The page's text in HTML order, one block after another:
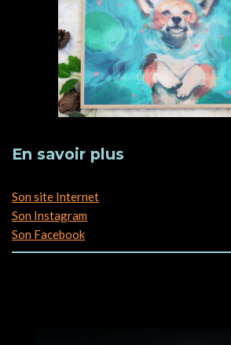
En savoir plus
Son site Internet
Son Instagram
Son Facebook